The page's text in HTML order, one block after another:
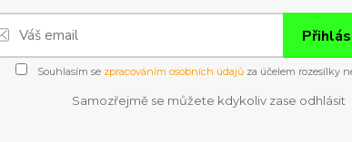
Souhlasím se zpracováním osobních údajůza účelem rozesílky
Samozřejmě se můžete kdykoliv zase odhlásit